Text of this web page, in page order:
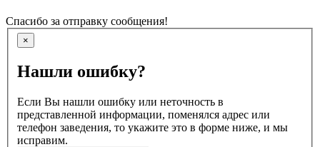
Спасибо за отправку сообщения!
×
Нашли ошибку?
Если Вы нашли ошибку или неточность в
представленной информации, поменялся адрес или
телефон заведения, то укажите это в форме ниже, и мы
исправим.